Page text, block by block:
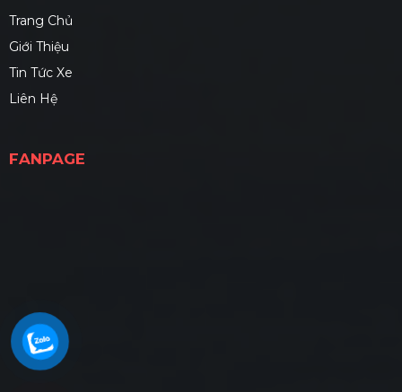
Trang Chủ
Giới Thiệu
Tin Tức Xe
Liên Hệ
FANPAGE